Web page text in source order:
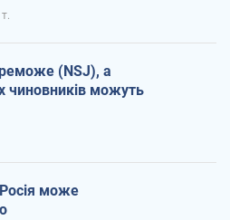
(NSJ), а
чиновників можуть
може